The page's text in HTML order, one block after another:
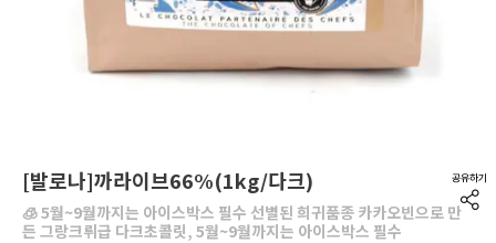
[발로나]까라이브66%(1kg/다크)
🧊 5월~9월까지는 아이스박스 필수 선별된 희귀품종 카카오빈으로 만
든 그랑크뤼급 다크초콜릿, 5월~9월까지는 아이스박스 필수